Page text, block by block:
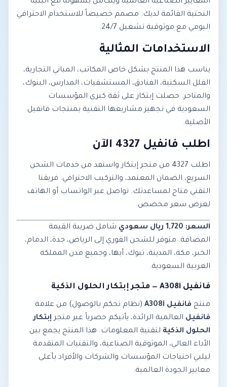
التحتية القائمة لديك. مصمم خصيصاً للاستخدام الاحترافي
اليومي مع موثوقية تشغيل 24/7.
الاستخدامات المثالية
يناسب هذا المنتج بشكل خاص المكاتب، المباني التجارية،
الفلل السكنية، الفنادق، المستشفيات، المدارس، البنوك،
والمتاجر. حصلت إبتكار على ثقة كبرى المؤسسات
السعودية في تجهيز مشاريعها التقنية بمنتجات فانفيل
الأصلية.
اطلب فانفيل 4327 الآن
اطلب 4327 من متجر إبتكار واستفد من خدمات الشحن
السريع، الضمان المعتمد، والتركيب الاحترافي. فريقنا
التقني متاح لمساعدتك. تواصل عبر الواتساب أو الهاتف
لعرض سعر مخصص.
السعر: 1,720 ريال سعودي
شامل ضريبة القيمة
المضافة. متوفر للشحن الفوري إلى الرياض، جدة، الدمام،
الخبر، مكة، المدينة، تبوك، أبها، وجميع مدن المملكة
العربية السعودية.
فانفيل A308i — متجر إبتكار الحلول الذكية
منتج فانفيل A308i
(نظام تحكم بالوصول) من علامة
فانفيل العالمية الرائدة، يأتيكم حصرياً عبر متجرإبتكار
الحلول الذكية لتقنية المعلومات. هذا المنتج يجمع بين
الأداء العالي، الموثوقية الصناعية، والتقنيات المتقدمة
ليلبي احتياجات المؤسسات والشركات والأفراد بأعلى
معايير الجودة العالمية.